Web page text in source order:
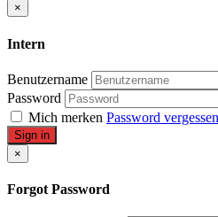
×
Intern
Benutzername
Password
Mich merken Password
Sign in
×
Forgot Password